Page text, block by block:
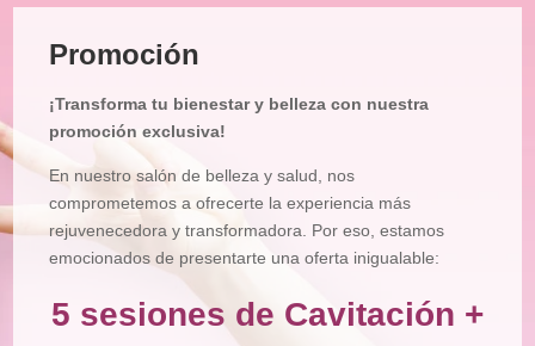
Tratamiento
Tratamiento
Depilación
Manicura
y
Pedicura
Maquillajes
Micropigmentación
Promoción
¡Transforma tu bienestar y belleza con nuestra
promoción exclusiva!
En nuestro salón de belleza y salud, nos
comprometemos a ofrecerte la experiencia más
rejuvenecedora y transformadora. Por eso, estamos
emocionados de presentarte una oferta inigualable:
5 sesiones de Cavitación +